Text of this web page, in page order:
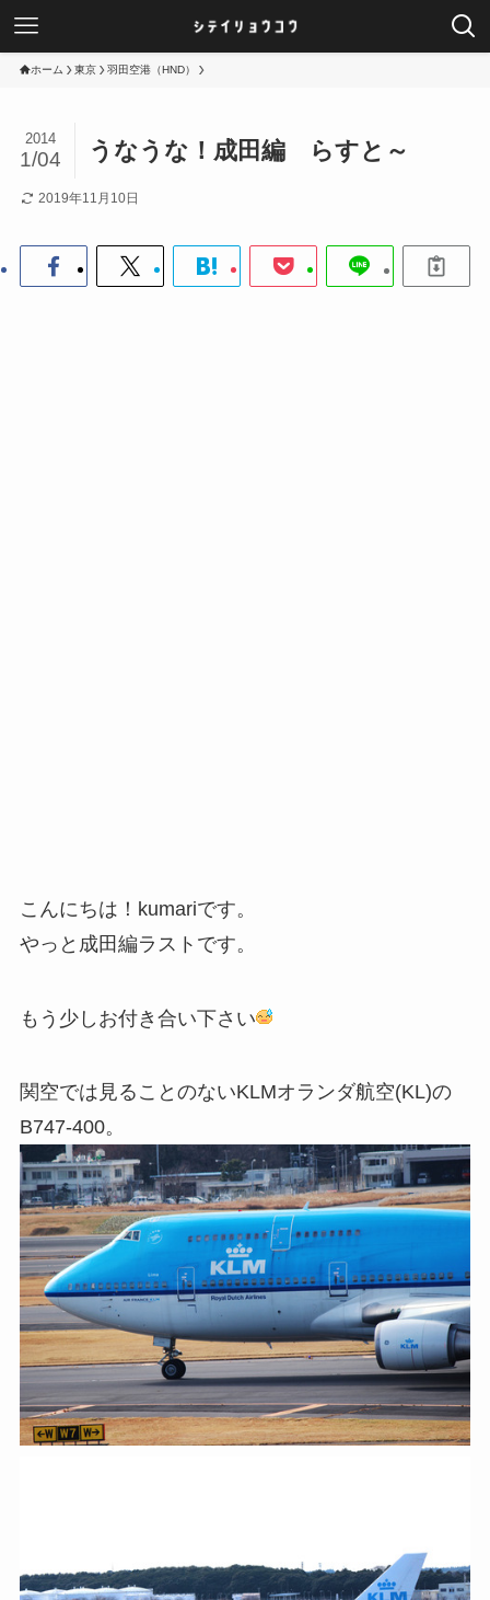
ホーム 東京 羽田空港（HND）
うなうな！成田編 らすと～
2014
1/04
2019年11月10日
こんにちは！kumariです。
やっと成田編ラストです。
もう少しお付き合い下さい
関空では見ることのないKLMオランダ航空(KL)の
B747-400。